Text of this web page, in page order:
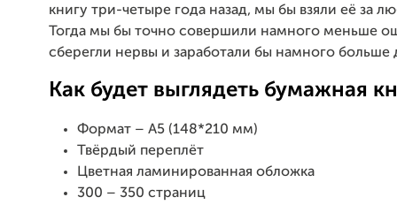
книгу три-четыре года назад, мы бы взяли её за
Тогда мы бы точно совершили намного меньше
сберегли нервы и заработали бы намного больше
Как будет выглядеть бумажная
Формат – А5 (148*210 мм)
Твёрдый переплёт
Цветная ламинированная обложка
300 – 350 страниц